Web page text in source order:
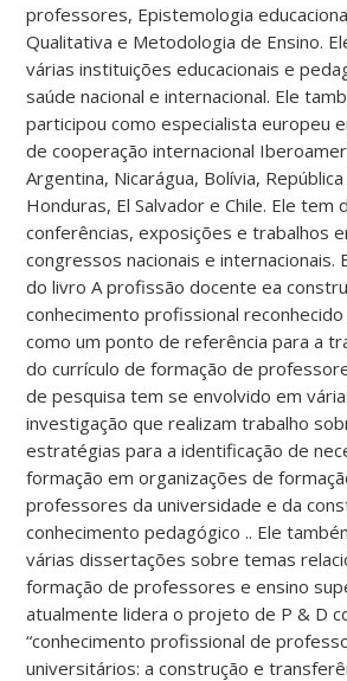
professores, Epistemologia
Qualitativa e Metodologia de Ensino.
várias instituições educacionais e
saúde nacional e internacional. Ele
participou como especialista europeu
de cooperação internacional
Argentina, Nicarágua, Bolívia,
Honduras, El Salvador e Chile. Ele tem
conferências, exposições e trabalhos
congressos nacionais e internacionais.
do livro A profissão docente ea
conhecimento profissional reconhecido
como um ponto de referência para a
do currículo de formação de
de pesquisa tem se envolvido em
investigação que realizam trabalho
estratégias para a identificação de
formação em organizações de
professores da universidade e da
conhecimento pedagógico .. Ele
várias dissertações sobre temas
formação de professores e ensino
atualmente lidera o projeto de P & D
“conhecimento profissional de
universitários: a construção e